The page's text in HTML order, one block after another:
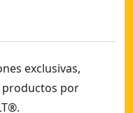
exclusivas,
por